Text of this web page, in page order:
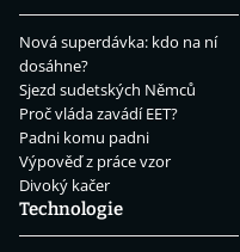
Nová superdávka: kdo na ní
dosáhne?
Sjezd sudetských Němců
Proč vláda zavádí EET?
Padni komu padni
Výpověď z práce vzor
Divoký kačer
Technologie